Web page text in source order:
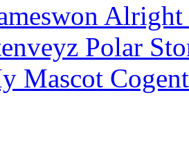
Polar
Mascot Cogent